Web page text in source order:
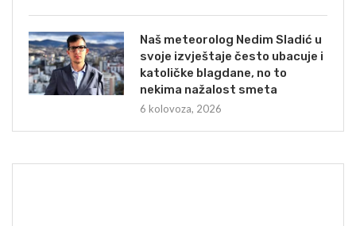
Naš meteorolog Nedim Sladić u
svoje izvještaje često ubacuje i
katoličke blagdane, no to
nekima nažalost smeta
6 kolovoza, 2026